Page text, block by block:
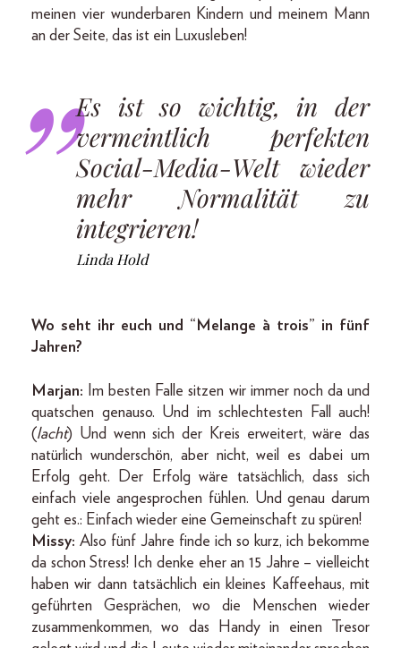
meinen vier wunderbaren Kindern und meinem Mann
an der Seite, das ist ein Luxusleben!
Es ist so wichtig, in der
vermeintlich perfekten
Social-Media-Welt wieder
mehr Normalität zu
integrieren!
Linda Hold
Wo seht ihr euch und “Melange à trois” in fünf
Jahren?
Marjan:
Im besten Falle sitzen wir immer noch da und
quatschen genauso. Und im schlechtesten Fall auch!
(lacht) Und wenn sich der Kreis erweitert, wäre das
natürlich wunderschön, aber nicht, weil es dabei um
Erfolg geht. Der Erfolg wäre tatsächlich, dass sich
einfach viele angesprochen fühlen. Und genau darum
geht es.: Einfach wieder eine Gemeinschaft zu spüren!
Missy: Also fünf Jahre finde ich so kurz, ich bekomme
da schon Stress! Ich denke eher an 15 Jahre – vielleicht
haben wir dann tatsächlich ein kleines Kaffeehaus, mit
geführten Gesprächen, wo die Menschen wieder
zusammenkommen, wo das Handy in einen Tresor